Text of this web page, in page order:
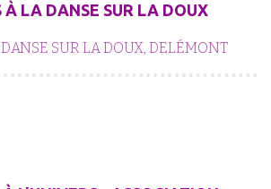
LA DANSE SUR LA DOUX
SUR LA DOUX, DELÉMONT